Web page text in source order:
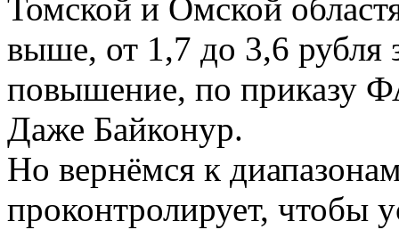
Томской и Омской
выше, от 1,7 до 3,6 рубля
повышение, по приказу
Даже Байконур.
Но вернёмся к
проконтролирует, чтобы